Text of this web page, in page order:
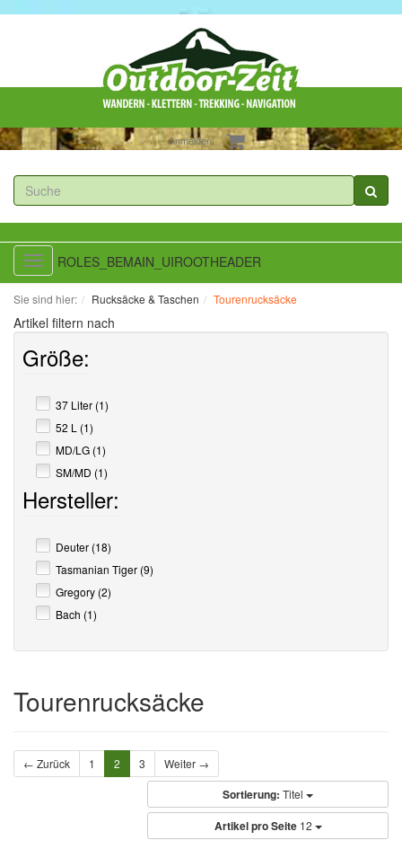
Anmelden
Toggle
navigation
ROLES_BEMAIN_UIROOTHEADER
Sie sind hier: Rucksäcke & Taschen Tourenrucksäcke
Artikel filtern nach
Größe:
37 Liter (1)
52 L (1)
MD/LG (1)
SM/MD (1)
Hersteller:
Deuter (18)
Tasmanian Tiger (9)
Gregory (2)
Bach (1)
Tourenrucksäcke
← Zurück 1 2 3 Weiter →
Sortierung: Titel
Artikel pro Seite 12